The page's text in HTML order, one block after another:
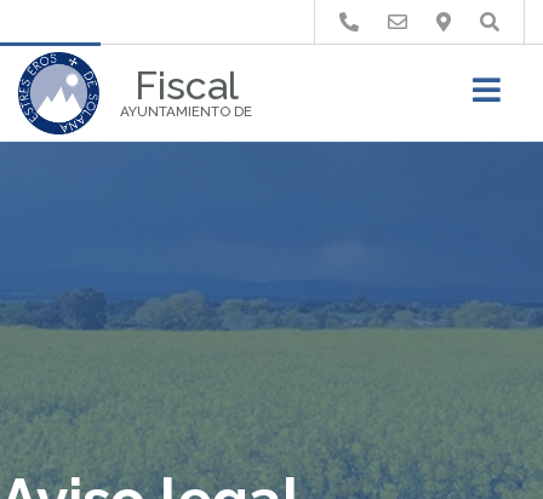
Fiscal
AYUNTAMIENTO DE
Buscar